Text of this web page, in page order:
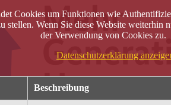
Cookies um Funktionen wie
stellen. Wenn Sie diese Website weiterhin
der Verwendung von Cookies zu.
Datenschutzerklärung
Beschreibung